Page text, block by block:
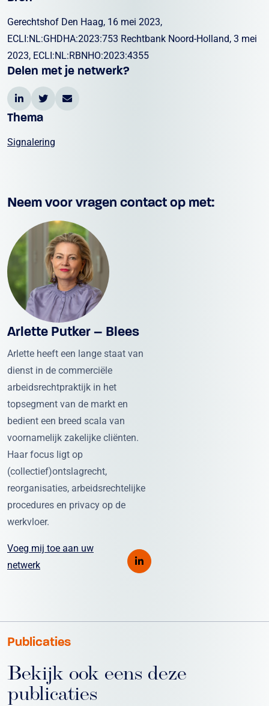
Gerechtshof Den Haag, 16 mei 2023,
ECLI:NL:GHDHA:2023:753 Rechtbank Noord-Holland, 3 mei
2023, ECLI:NL:RBNHO:2023:4355
Delen met je netwerk?
Thema
Signalering
Neem voor vragen contact op met:
Arlette Putker – Blees
Arlette heeft een lange staat van
dienst in de commerciële
arbeidsrechtpraktijk in het
topsegment van de markt en
bedient een breed scala van
voornamelijk zakelijke cliënten.
Haar focus ligt op
(collectief)ontslagrecht,
reorganisaties, arbeidsrechtelijke
procedures en privacy op de
werkvloer.
Voeg mij toe aan uw
netwerk
Publicaties
Bekijk ook eens deze
publicaties